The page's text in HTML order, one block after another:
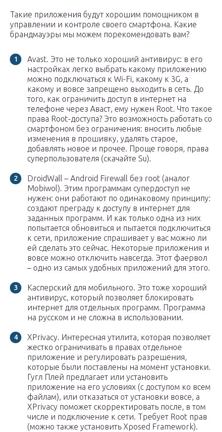
Такие приложения будут хорошим помощником в
управлении и контроле своего смартфона. Какие
брандмауэры мы можем порекомендовать вам?
Avast. Это не только хороший антивирус: в его
настройках легко выбрать какому приложению
можно подключаться к Wi-Fi, какому к 3G, а
какому и вовсе запрещено выходить в сеть. До
того, как ограничить доступ в интернет на
телефоне через Аваст, ему нужен Root. Что такое
права Root-доступа? Это возможность работать со
смартфоном без ограничения: вносить любые
изменения в прошивку, удалять старое,
добавлять новое и прочее. Проще говоря, права
суперпользователя (скачайте Su).
DroidWall – Android Firewall без root (аналог
Mobiwol). Этим программам супердоступ не
нужен: они работают по одинаковому принципу:
создают преграду к доступу в интернет для
заданных программ. И как только одна из них
попытается обновиться и пытается подключиться
к сети, приложение спрашивает у вас можно ли
ей сделать это сейчас. Некоторые приложения и
вовсе можно отключить навсегда. Этот фаервол
– одно из самых удобных приложений для этого.
Касперский для мобильного. Это тоже хороший
антивирус, который позволяет блокировать
интернет для отдельных программ. Программа
на русском и не сложна в использовании.
XPrivacy. Интересная утилита, которая позволяет
жестко ограничивать в правах отдельное
приложение и регулировать разрешения,
которые были поставлены на момент установки.
Гугл Плей предлагает или установить
приложение на его условиях (с доступом ко всем
файлам), или отказаться от установки вовсе, а
XPrivacy поможет скорректировать после, в том
числе и подключение к сети. Требует Root прав
(можно также установить Xposed Framework).